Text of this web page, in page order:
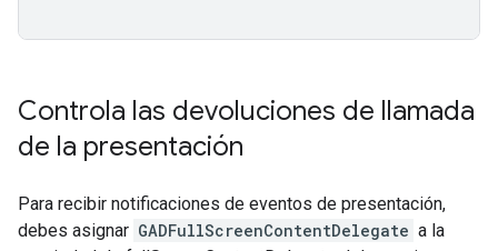
Controla las devoluciones de llamada
de la presentación
Para recibir notificaciones de eventos de presentación,
debes asignar GADFullScreenContentDelegate a la